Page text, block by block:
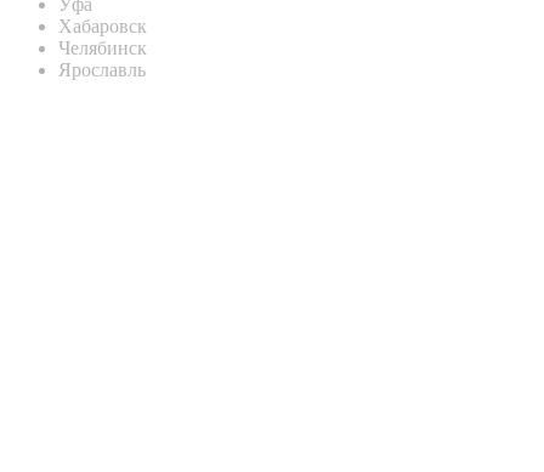
Хабаровск
Челябинск
Ярославль